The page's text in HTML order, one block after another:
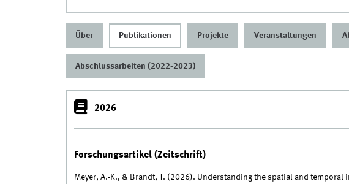
Über Publikationen Projekte Veranstaltungen
Abschlussarbeiten (2022-2023)
2026
Forschungsartikel (Zeitschrift)
Meyer, A.-K., & Brandt, T. (2026). Understanding the spatial and